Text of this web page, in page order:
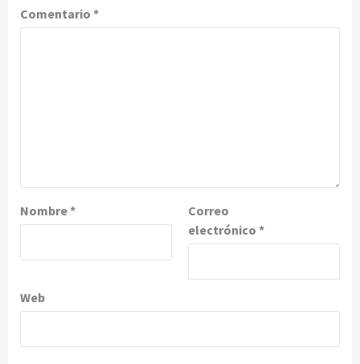
Comentario *
Nombre*
Correo
electrónico *
Web